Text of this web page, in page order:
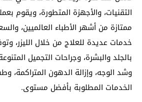
التقنيات، والأجهزة المتطورة، ويقوم
ممتازة من أشهر الأطباء العالميين،
خدمات عديدة للعلاج من خلال الليزر،
بالجلد والبشرة، وجراحات التجميل
وشد الوجه، وإزالة الدهون المتراكمة،
الخدمات المطلوبة بأفضل مستوى.